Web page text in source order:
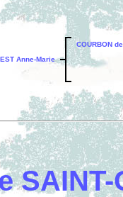
Anne-Marie
COURBON
SAINT-